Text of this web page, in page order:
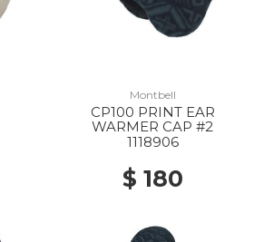
Montbell
CP100 PRINT EAR
WARMER CAP #2
1118906
$ 180